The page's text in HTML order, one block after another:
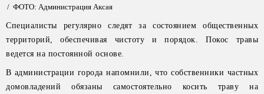
/ ФОТО: Администрация Аксая
Специалисты регулярно следят за состоянием общественных
территорий, обеспечивая чистоту и порядок. Покос травы
ведется на постоянной основе.
В администрации города напомнили, что собственники частных
домовладений обязаны самостоятельно косить траву на